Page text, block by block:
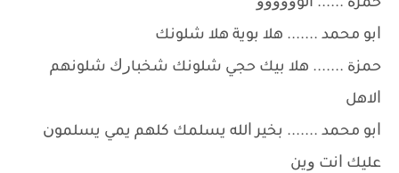
ﺣﻤﺰﺓ ...... ﺍﻟﻮﻭﻭﻭﻭﻭ
ﺍﺑﻮ ﻣﺤﻤﺪ ....... ﻫﻼ ﺑﻮﻳﺔ ﻫﻼ ﺷﻠﻮﻧﻚ
ﺣﻤﺰﺓ ....... ﻫﻼ ﺑﻴﻚ ﺣﺠﻲ ﺷﻠﻮﻧﻚ ﺷﺨﺒﺎﺭﻙ ﺷﻠﻮﻧﻬﻢ
ﺍﻻﻫﻞ
ﺍﺑﻮ ﻣﺤﻤﺪ ....... ﺑﺨﻴﺮ ﺍﻟﻠﻪ ﻳﺴﻠﻤﻚ ﻛﻠﻬﻢ ﻳﻤﻲ ﻳﺴﻠﻤﻮﻥ
ﻋﻠﻴﻚ ﺍﻧﺖ ﻭﻳﻦ